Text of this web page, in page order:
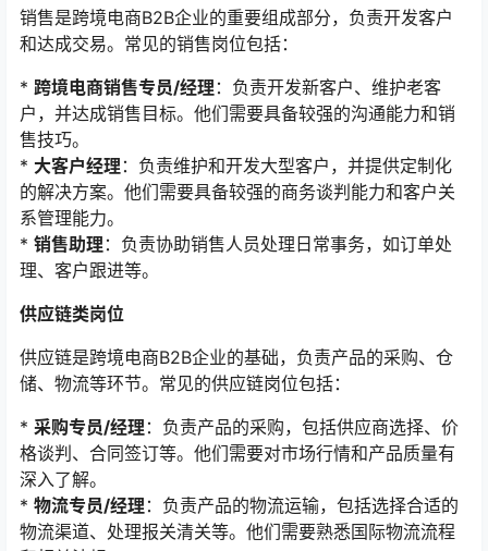
销售是跨境电商B2B企业的重要组成部分，负责开发客户
和达成交易。常见的销售岗位包括：
* 跨境电商销售专员/经理 ：负责开发新客户、维护老客
户，并达成销售目标。他们需要具备较强的沟通能力和销
售技巧。
* 大客户经理 ：负责维护和开发大型客户，并提供定制化
的解决方案。他们需要具备较强的商务谈判能力和客户关
系管理能力。
* 销售助理 ：负责协助销售人员处理日常事务，如订单处
理、客户跟进等。
供应链类岗位
供应链是跨境电商B2B企业的基础，负责产品的采购、仓
储、物流等环节。常见的供应链岗位包括：
* 采购专员/经理 ：负责产品的采购，包括供应商选择、价
格谈判、合同签订等。他们需要对市场行情和产品质量有
深入了解。
* 物流专员/经理 ：负责产品的物流运输，包括选择合适的
物流渠道、处理报关清关等。他们需要熟悉国际物流流程